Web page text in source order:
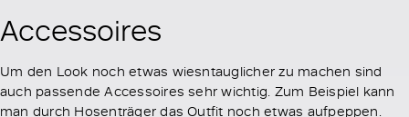
Accessoires
Um den Look noch etwas wiesntauglicher zu machen sind
auch passende Accessoires sehr wichtig. Zum Beispiel kann
man durch Hosenträger das Outfit noch etwas aufpeppen.